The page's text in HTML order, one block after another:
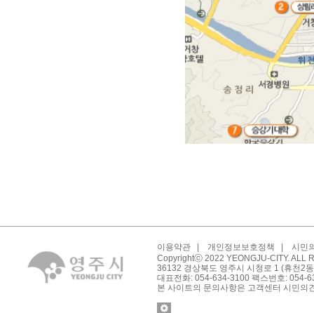
이용약관 개인정보보호정책
시민
Copyrightⓒ 2022 YEONGJU-CITY. ALL
36132 경상북도 영주시 시청로 1 (휴천2
대표전화: 054-634-3100 팩스번호: 054-
본 사이트의 문의사항은 고객센터 시민의